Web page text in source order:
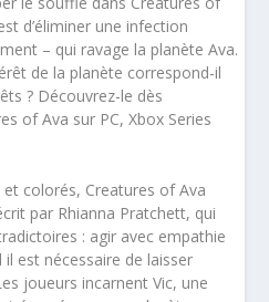
d’éliminer une infection
– qui ravage la planète Ava.
de la planète correspond-il
? Découvrez-le dès
of Ava sur PC, Xbox Series
colorés, Creatures of Ava
par Rhianna Pratchett, qui
: agir avec empathie
est nécessaire de laisser
joueurs incarnent Vic, une